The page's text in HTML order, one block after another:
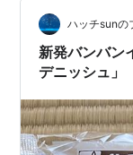
た。そもそも客
ない。だけど「
しては、おいし
ハッチsunの
新発バンバン
デニッシュ」